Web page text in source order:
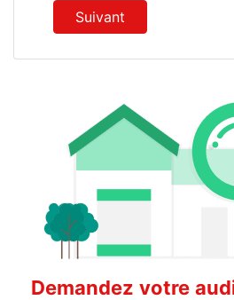
Suivant
Demandez votre